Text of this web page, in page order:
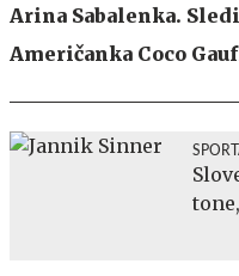
Arina Sabalenka.
Američanka Coco